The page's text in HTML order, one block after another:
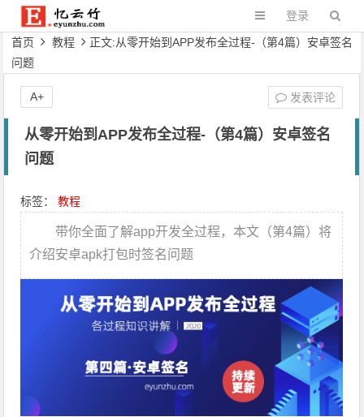
登录
首页 教程
正文:从零 开始到APP发布全过程-（第4篇）安卓签名
问题
从零 开始到APP发布全过程-（第4篇）安卓签名
问题
标签：教程
带你全面了解app开发全过程，本文（第4篇）将
介绍安卓apk打包时签名问题
发表评论
A+